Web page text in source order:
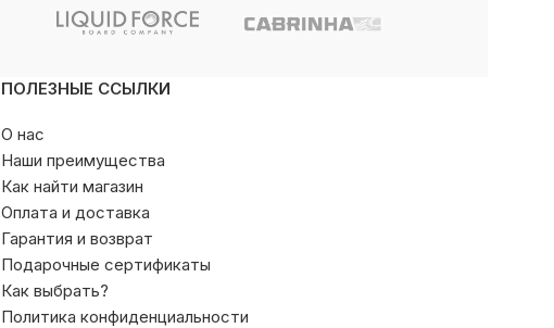
ПОЛЕЗНЫЕ ССЫЛКИ
О нас
Наши преимущества
Как найти магазин
Оплата и доставка
Гарантия и возврат
Подарочные сертификаты
Как выбрать?
Политика конфиденциальности